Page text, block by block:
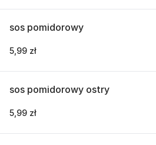
sos pomidorowy
5,99 zł
sos pomidorowy ostry
5,99 zł